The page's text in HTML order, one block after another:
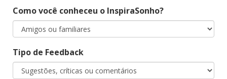
Como você conheceu o InspiraSonho?
Tipo de Feedback